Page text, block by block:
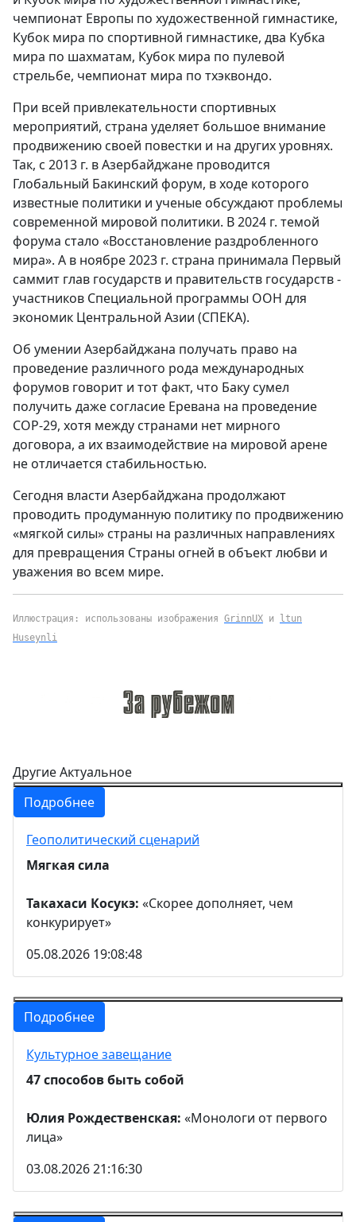
чемпионат Европы по художественной гимнастике,
Кубок мира по спортивной гимнастике, два Кубка
мира по шахматам, Кубок мира по пулевой
стрельбе, чемпионат мира по тхэквондо.
При всей привлекательности спортивных
мероприятий, страна уделяет большое внимание
продвижению своей повестки и на других уровнях.
Так, с 2013 г. в Азербайджане проводится
Глобальный Бакинский форум, в ходе которого
известные политики и ученые обсуждают проблемы
современной мировой политики. В 2024 г. темой
форума стало «Восстановление раздробленного
мира». А в ноябре 2023 г. страна принимала Первый
саммит глав государств и правительств государств -
участников Специальной программы ООН для
экономик Центральной Азии (СПЕКА).
Об умении Азербайджана получать право на
проведение различного рода международных
форумов говорит и тот факт, что Баку сумел
получить даже согласие Еревана на проведение
СОР-29, хотя между странами нет мирного
договора, а их взаимодействие на мировой арене
не отличается стабильностью.
Сегодня власти Азербайджана продолжают
проводить продуманную политику по продвижению
«мягкой силы» страны на различных направлениях
для превращения Страны огней в объект любви и
уважения во всем мире.
Иллюстрация: использованы изображения GrinnUX и
ltun
Huseynli
Другие Актуальное
Подробнее
Геополитический сценарий
Мягкая сила
Такахаси Косукэ: «Скорее дополняет, чем
конкурирует»
05.08.2026 19:08:48
Подробнее
Культурное завещание
47 способов быть собой
Юлия Рождественская: «Монологи от первого
лица»
03.08.2026 21:16:30